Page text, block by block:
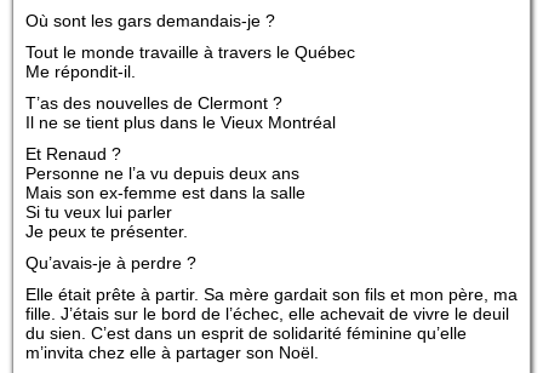
Où sont les gars demandais-je ?
Tout le monde travaille à travers le Québec
Me répondit-il.
T’as des nouvelles de Clermont ?
Il ne se tient plus dans le Vieux Montréal
Et Renaud ?
Personne ne l’a vu depuis deux ans
Mais son ex-femme est dans la salle
Si tu veux lui parler
Je peux te présenter.
Qu’avais-je à perdre ?
Elle était prête à partir. Sa mère gardait son fils et mon père, ma
fille. J’étais sur le bord de l’échec, elle achevait de vivre le deuil
du sien. C’est dans un esprit de solidarité féminine qu’elle
m’invita chez elle à partager son Noël.